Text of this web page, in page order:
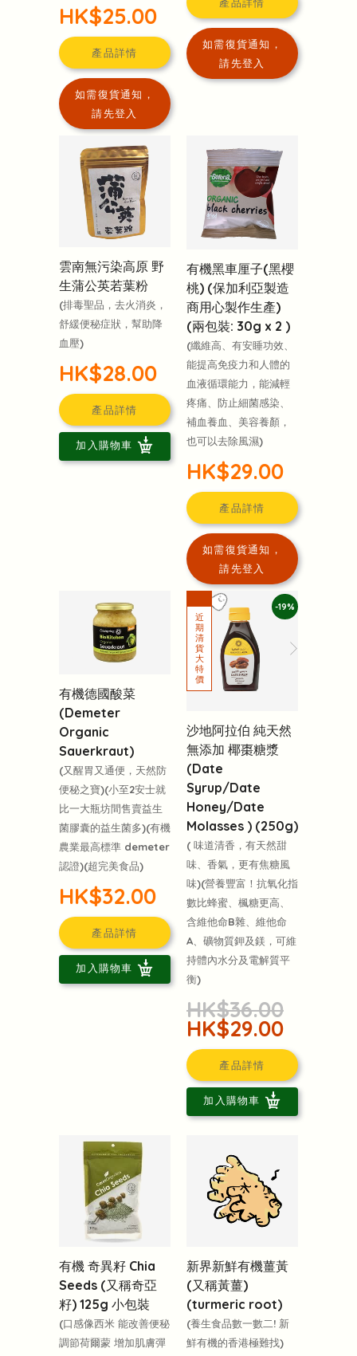
HK$25.00
產品詳情
如需復貨通知，
請先登入
產品詳情
如需復貨通知，
請先登入
雲南無污染高原 野
生蒲公英若葉粉
(排毒聖品，去火消炎，
舒緩便秘症狀，幫助降
血壓)
HK$28.00
產品詳情
加入購物車
有機黑車厘子(黑櫻
桃) (保加利亞製造
商用心製作生產)
(兩包裝: 30g x 2 )
(纖維高、有安睡功效、
能提高免疫力和人體的
血液循環能力，能減輕
疼痛、防止細菌感染、
補血養血、美容養顏，
也可以去除風濕)
HK$29.00
產品詳情
如需復貨通知，
請先登入
有機德國酸菜
(Demeter
Organic
Sauerkraut)
(又醒胃又通便，天然防
便秘之寶)(小至2安士就
比一大瓶坊間售賣益生
菌膠囊的益生菌多)(有機
農業最高標準 demeter
認證)(超完美食品)
HK$32.00
產品詳情
加入購物車
-19%
沙地阿拉伯 純天然
無添加 椰棗糖漿
(Date
Syrup/Date
Honey/Date
Molasses ) (250g)
( 味道清香，有天然甜
味、香氣，更有焦糖風
味)(營養豐富！抗氧化指
數比蜂蜜、楓糖更高、
含維他命B雜、維他命
A、礦物質鉀及鎂，可維
持體內水分及電解質平
衡)
HK$36.00
HK$29.00
產品詳情
加入購物車
有機 奇異籽 Chia
Seeds (又稱奇亞
籽) 125g 小包裝
(口感像西米 能改善便秘
調節荷爾蒙 增加肌膚彈
新界新鮮有機薑黃
(又稱黃薑)
(turmeric root)
(養生食品數一數二! 新
鮮有機的香港極難找)